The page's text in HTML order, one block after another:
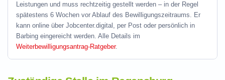
Leistungen und muss rechtzeitig gestellt werden – in der Regel
spätestens 6 Wochen vor Ablauf des Bewilligungszeitraums. Er
kann online über Jobcenter.digital, per Post oder persönlich in
Barbing eingereicht werden. Alle Details im
Weiterbewilligungsantrag-Ratgeber.